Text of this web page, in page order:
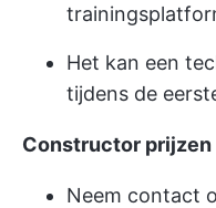
Het kan een
tijdens de
Constructor prijzen
Neem contact